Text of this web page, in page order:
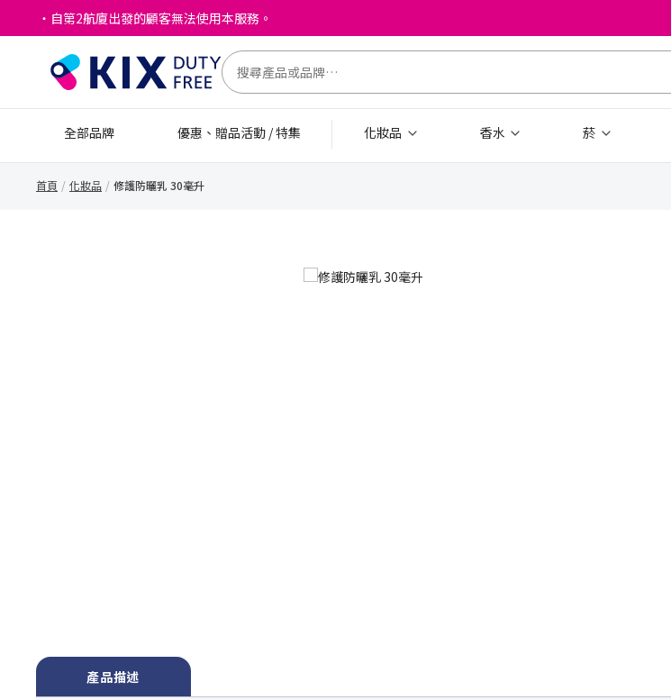
・自第2航廈出發的顧客無法使用本服務。
全部品牌 優惠、贈品活動 / 特集 化妝品 香水 菸
首頁 化妝品 修護防曬乳 30毫升
產品描述